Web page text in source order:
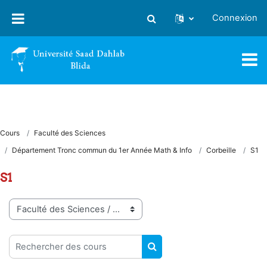
Activer/désactiver la saisie
Connexion
Cours
Faculté des Sciences
Département Tronc commun du 1er Année Math & Info
Corbeille S1
S1
Catégories de cours
Rechercher des cours
RECHERCHER DES